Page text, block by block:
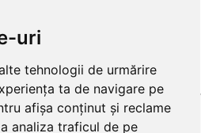
uri
tehnologii de urmărire
ta de navigare pe
afișa conținut și reclame
analiza traficul de pe